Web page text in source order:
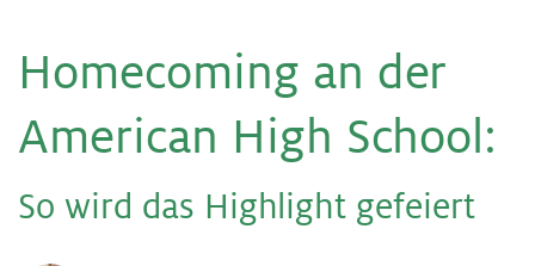
Home­co­m­ing an der
Ame­ri­can High School :
So wird das High­light ge­fei­ert